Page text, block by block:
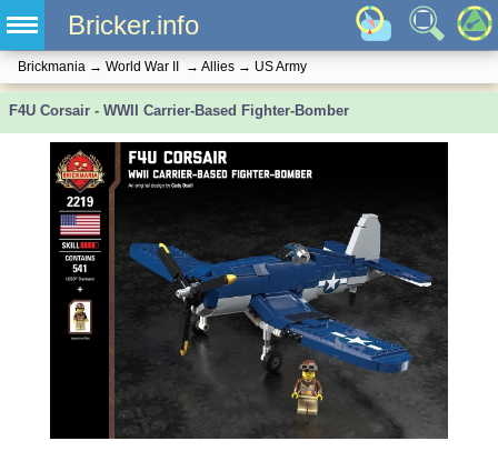
Bricker.info
Brickmania → World War II → Allies → US Army
F4U Corsair - WWII Carrier-Based Fighter-Bomber